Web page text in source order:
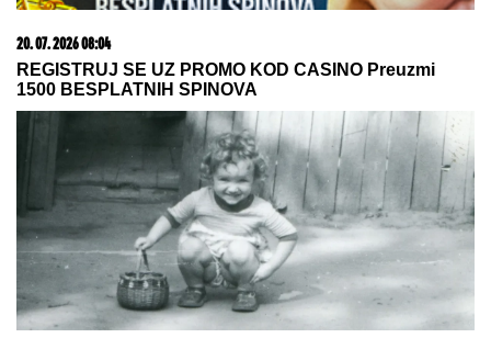
ucenjivali GOLIM FOTOGRAFIJAMA,
kad ih je sama objavila usledio je
ŠOK